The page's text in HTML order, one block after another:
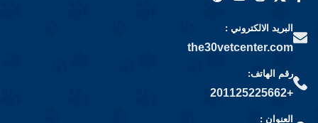
البريد الالكتروني :
the30vetcenter.com
رقم الهاتف:
+201125225662
العنوان :